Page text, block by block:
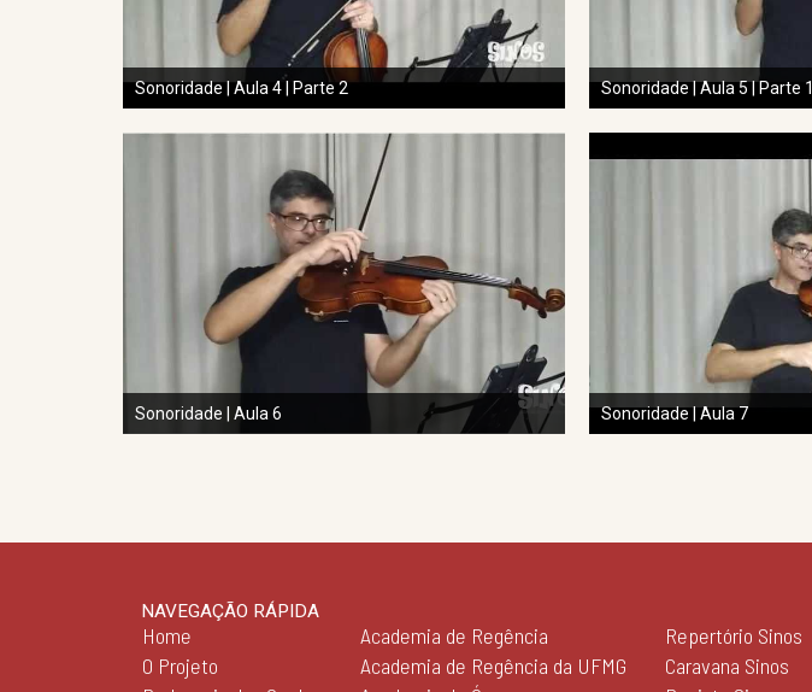
Sonoridade | Aula 4 | Parte 2 Sonoridade | Aula 5 | Parte 1
Sonoridade | Aula 6 Sonoridade | Aula 7
NAVEGAÇÃO RÁPIDA
Home
O Projeto
Academia de Regência
Academia de Regência da UFMG
Repertório Sinos
Caravana Sinos